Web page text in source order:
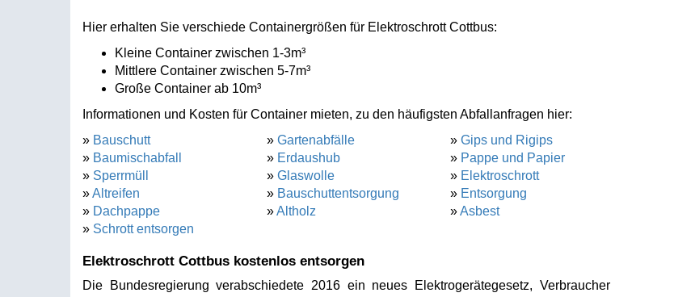
Hier erhalten Sie verschiede Containergrößen für Elektroschrott Cottbus:
Kleine Container zwischen 1-3m³
Mittlere Container zwischen 5-7m³
Große Container ab 10m³
Informationen und Kosten für Container mieten, zu den häufigsten Abfallanfragen hier:
» Bauschutt
» Baumischabfall
» Sperrmüll
»Altreifen
» Dachpappe
» Schrott entsorgen
» Gartenabfälle
» Erdaushub
» Glaswolle
» Bauschuttentsorgung
»Altholz
» Gips und Rigips
» Pappe und Papier
» Elektroschrott
» Entsorgung
»Asbest
Elektroschrott Cottbus kostenlos entsorgen
Die Bundesregierung verabschiedete 2016 ein neues Elektrogerätegesetz, Verbraucher